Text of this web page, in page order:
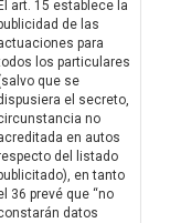
El art. 15 establece la
de las
para
los particulares
que se
el secreto,
no
en autos
del listado
en tanto
36 prevé que “no
datos